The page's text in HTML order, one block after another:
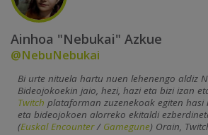
Ainhoa "Nebukai" Azkue
@NebuNebukai
Bi urte nituela hartu nuen lehenengo aldiz
Bideojokoekin jaio, hezi, hazi eta bizi izan
Twitch plataforman zuzenekoak egiten hasi
eta bideojokoen alorreko ekitaldi
(Euskal Encounter/ Gamegune) Orain,